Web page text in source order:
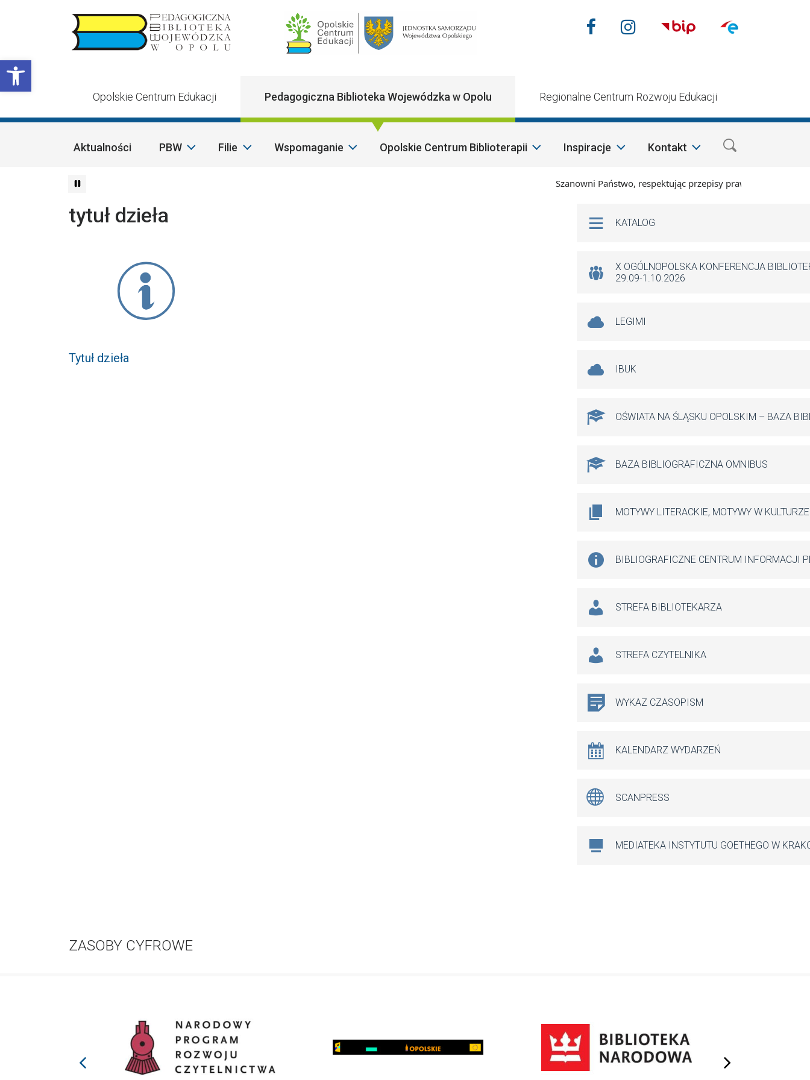
Otwórz pasek narzędzi
Main Navigation
Nasze media
FacebookInstagram
Opolskie Centrum Edukacji Pedagogiczna Biblioteka Wojewódzka w Opolu Regionalne Centrum Rozwoju Edukacji
Aktualności PBW Filie Wspomaganie Opolskie Centrum Biblioterapii Inspiracje Kontakt
Szanowni Państwo, respektując przepisy prawa i mając na
tytuł dzieła
Tytuł dzieła
Na skróty
KATALOG
X OGÓLNOPOLSKA KONFERENCJA
29.09-1.10.2026
LEGIMI
IBUK
OŚWIATA NA ŚLĄSKU OPOLSKIM – BAZA
BAZA BIBLIOGRAFICZNA OMNIBUS
MOTYWY LITERACKIE, MOTYWY W KULTURZE
BIBLIOGRAFICZNE CENTRUM INFORMACJI
STREFA BIBLIOTEKARZA
STREFA CZYTELNIKA
WYKAZ CZASOPISM
KALENDARZ WYDARZEŃ
SCANPRESS
MEDIATEKA INSTYTUTU GOETHEGO W
ZASOBY CYFROWE
prev next